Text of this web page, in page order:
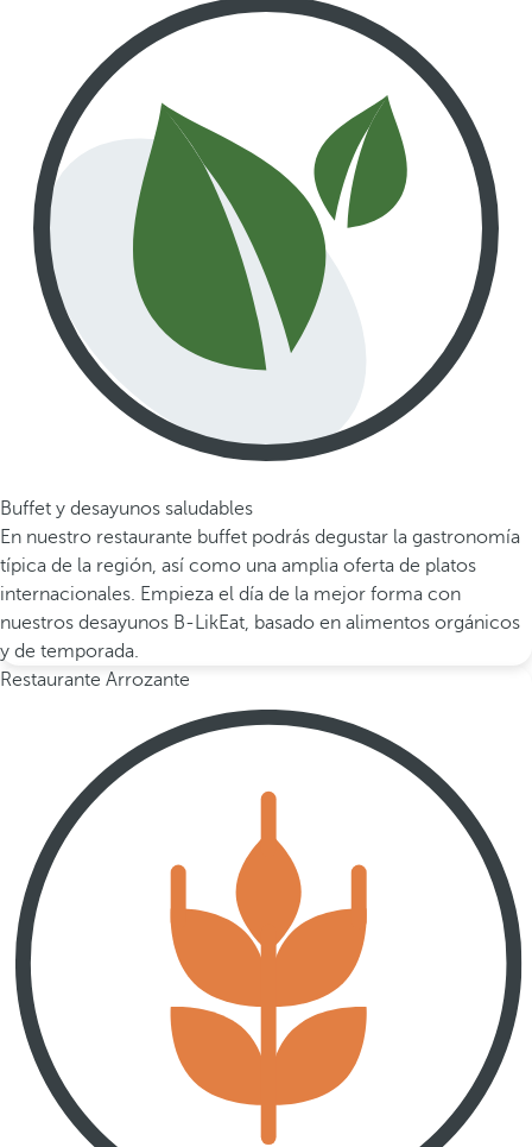
Buffet y desayunos saludables
En nuestro restaurante buffet podrás degustar la gastronomía
típica de la región, así como una amplia oferta de platos
internacionales. Empieza el día de la mejor forma con
nuestros desayunos B-LikEat, basado en alimentos orgánicos
y de temporada.
Restaurante Arrozante